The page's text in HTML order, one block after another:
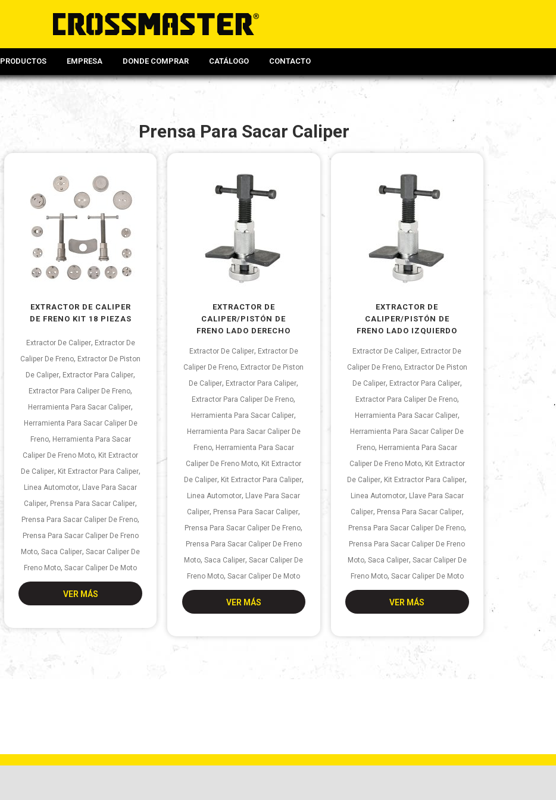
PRODUCTOS EMPRESA DONDE COMPRAR CATÁLOGO CONTACTO
Prensa Para Sacar Caliper
EXTRACTOR DE CALIPER
DE FRENO KIT 18 PIEZAS
Extractor De Caliper, Extractor De
Caliper De Freno, Extractor De Piston
De Caliper, Extractor Para Caliper,
Extractor Para Caliper De Freno,
Herramienta Para Sacar Caliper,
Herramienta Para Sacar Caliper De
Freno, Herramienta Para Sacar
Caliper De Freno Moto, Kit Extractor
De Caliper, Kit Extractor Para Caliper,
Linea Automotor, Llave Para Sacar
Caliper, Prensa Para Sacar Caliper,
Prensa Para Sacar Caliper De Freno,
Prensa Para Sacar Caliper De Freno
Moto,Saca Caliper,Sacar Caliper De
Freno Moto,Sacar Caliper De Moto
VER MÁS
EXTRACTOR DE
CALIPER/PISTÓN DE
FRENO LADO DERECHO
Extractor De Caliper, Extractor De
Caliper De Freno, Extractor De Piston
De Caliper, Extractor Para Caliper,
Extractor Para Caliper De Freno,
Herramienta Para Sacar Caliper,
Herramienta Para Sacar Caliper De
Freno, Herramienta Para Sacar
Caliper De Freno Moto, Kit Extractor
De Caliper, Kit Extractor Para Caliper,
Linea Automotor, Llave Para Sacar
Caliper, Prensa Para Sacar Caliper,
Prensa Para Sacar Caliper De Freno,
Prensa Para Sacar Caliper De Freno
Moto,Saca Caliper,Sacar Caliper De
Freno Moto,Sacar Caliper De Moto
VER MÁS
EXTRACTOR DE
CALIPER/PISTÓN DE
FRENO LADO IZQUIERDO
Extractor De Caliper, Extractor De
Caliper De Freno, Extractor De Piston
De Caliper, Extractor Para Caliper,
Extractor Para Caliper De Freno,
Herramienta Para Sacar Caliper,
Herramienta Para Sacar Caliper De
Freno, Herramienta Para Sacar
Caliper De Freno Moto, Kit Extractor
De Caliper, Kit Extractor Para Caliper,
Linea Automotor, Llave Para Sacar
Caliper, Prensa Para Sacar Caliper,
Prensa Para Sacar Caliper De Freno,
Prensa Para Sacar Caliper De Freno
Moto, Saca Caliper, Sacar Caliper De
Freno Moto, Sacar Caliper De Moto
VER MÁS